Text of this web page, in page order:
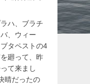
ハ、ブラチ
、ウィー
タペストの4
廻って、昨
て来まし
晴だったの